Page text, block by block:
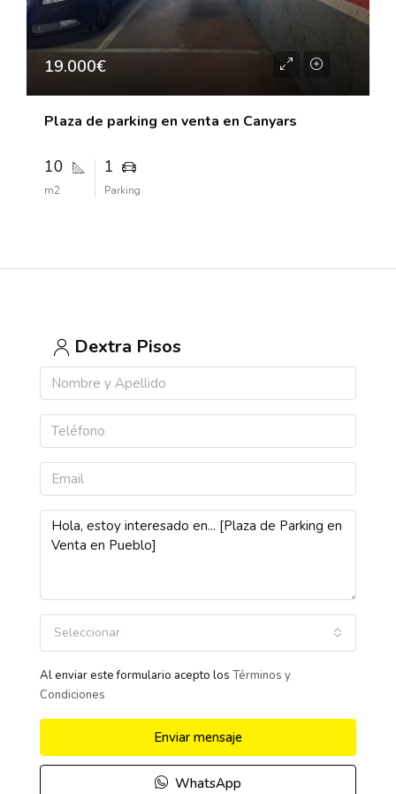
19.000€
Plaza de parking en venta en Canyars
10
m2
1
Parking
Dextra Pisos
Seleccionar
Al enviar este formulario acepto los Términos y
Condiciones
Enviar mensaje
WhatsApp